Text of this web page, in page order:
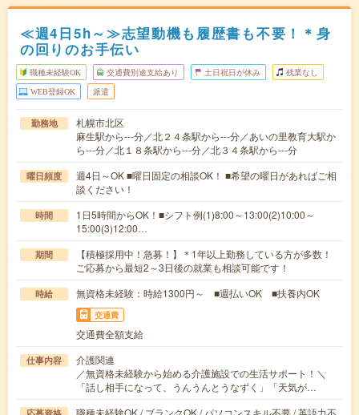
≪週4日5h～≫志望動機も履歴書も不要！＊身
の回りのお手伝い
職種未経験OK 交通費別途支給あり 土日祝日が休み 残業なし
WEB登録OK 派遣
勤務地
札幌市北区
麻生駅から---分／北２４条駅から---分／あいの里教育大駅か
ら---分／北１８条駅から---分／北３４条駅から---分
曜日頻度
週4日～OK ■曜日固定の相談OK！ ■希望の曜日があればご相
談ください！
時間
1日5時間からOK！■シフト例(1)8:00～13:00(2)10:00～
15:00(3)12:00…
期間
【積極採用中！急募！】＊1年以上勤務している方が多数！
ご応募から最短2～3日後の就業も相談可能です！
時給 無資格未経験：時給1300円～ ■週払いOK ■扶養内OK
交通費
交通費全額支給
仕事内容
介護関連
／無資格未経験から始める介護施設での生活サポート！＼
「話し相手になって、うんうんとうなずく」「天気が…
職種未経験OK / ブランクOK / パソコンスキル不要 / 英語力不